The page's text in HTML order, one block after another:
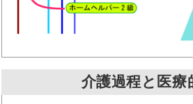
介護過程と医療